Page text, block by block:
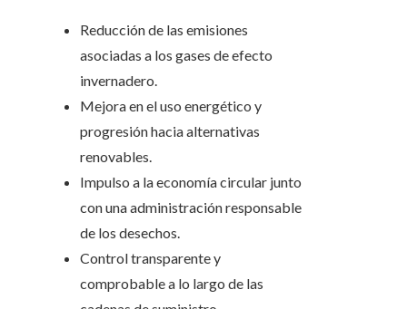
Reducción de las emisiones
asociadas a los gases de efecto
invernadero.
Mejora en el uso energético y
progresión hacia alternativas
renovables.
Impulso a la economía circular junto
con una administración responsable
de los desechos.
Control transparente y
comprobable a lo largo de las